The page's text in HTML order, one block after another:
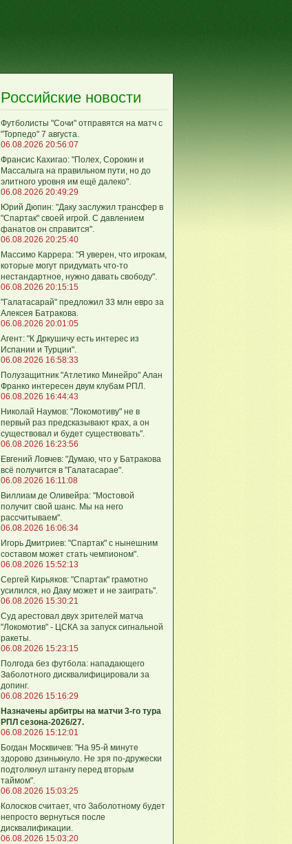
Российские новости
Футболисты "Сочи" отправятся на матч с
"Торпедо" 7 августа.
06.08.2026 20:56:07
Франсис Кахигао: "Полех, Сорокин и
Массалыга на правильном пути, но до
элитного уровня им ещё далеко".
06.08.2026 20:49:29
Юрий Дюпин: "Даку заслужил трансфер в
"Спартак" своей игрой. С давлением
фанатов он справится".
06.08.2026 20:25:40
Массимо Каррера: "Я уверен, что игрокам,
которые могут придумать что-то
нестандартное, нужно давать свободу".
06.08.2026 20:15:15
"Галатасарай" предложил 33 млн евро за
Алексея Батракова.
06.08.2026 20:01:05
Агент: "К Дркушичу есть интерес из
Испании и Турции".
06.08.2026 16:58:33
Полузащитник "Атлетико Минейро" Алан
Франко интересен двум клубам РПЛ.
06.08.2026 16:44:43
Николай Наумов: "Локомотиву" не в
первый раз предсказывают крах, а он
существовал и будет существовать".
06.08.2026 16:23:56
Евгений Ловчев: "Думаю, что у Батракова
всё получится в "Галатасарае".
06.08.2026 16:11:08
Виллиам де Оливейра: "Мостовой
получит свой шанс. Мы на него
рассчитываем".
06.08.2026 16:06:34
Игорь Дмитриев: "Спартак" с нынешним
составом может стать чемпионом".
06.08.2026 15:52:13
Сергей Кирьяков: "Спартак" грамотно
усилился, но Даку может и не заиграть".
06.08.2026 15:30:21
Суд арестовал двух зрителей матча
"Локомотив" - ЦСКА за запуск сигнальной
ракеты.
06.08.2026 15:23:15
Полгода без футбола: нападающего
Заболотного дисквалифицировали за
допинг.
06.08.2026 15:16:29
Назначены арбитры на матчи 3-го тура
РПЛ сезона-2026/27.
06.08.2026 15:12:01
Богдан Москвичев: "На 95‑й минуте
здорово дзинькнуло. Не зря по‑дружески
подтолкнул штангу перед вторым
таймом".
06.08.2026 15:03:25
Колосков считает, что Заболотному будет
непросто вернуться после
дисквалификации.
06.08.2026 15:03:20